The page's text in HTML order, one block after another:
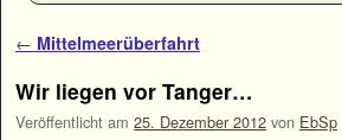
Artikelnavigation
← Mittelmeerüberfahrt
Wir liegen vor Tanger…
Veröffentlicht am 25. Dezember 2012 von EbSp